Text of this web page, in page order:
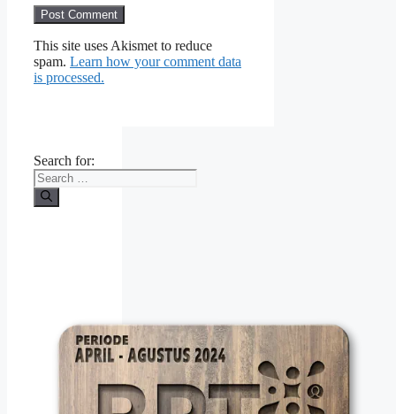
This site uses Akismet to reduce
spam. Learn how your comment data
is processed.
Search for: